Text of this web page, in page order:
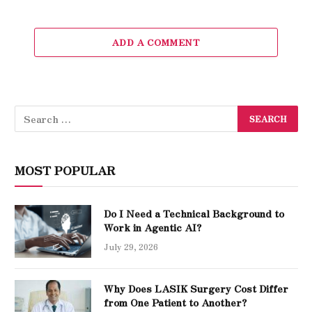
ADD A COMMENT
MOST POPULAR
Do I Need a Technical Background to
Work in Agentic AI?
July 29, 2026
Why Does LASIK Surgery Cost Differ
from One Patient to Another?